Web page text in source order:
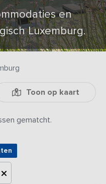
en
Luxemburg.
Toon op kaart
gematcht.